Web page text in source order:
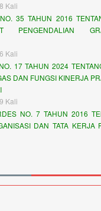
Kali
35 TAHUN 2016
PENGENDALIAN
Kali
17 TAHUN 2024
DAN FUNGSI KINERJA
Kali
NO. 7 TAHUN 2016
DAN TATA KERJA